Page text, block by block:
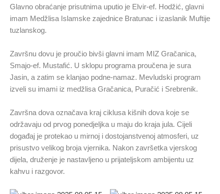
Glavno obraćanje prisutnima uputio je Elvir-ef. Hodžić, glavni
imam Medžlisa Islamske zajednice Bratunac i izaslanik Muftije
tuzlanskog.
Završnu dovu je proučio bivši glavni imam MIZ Gračanica,
Smajo-ef. Mustafić. U sklopu programa proučena je sura
Jasin, a zatim se klanjao podne-namaz. Mevludski program
izveli su imami iz medžlisa Gračanica, Puračić i Srebrenik.
Završna dova označava kraj ciklusa kišnih dova koje se
održavaju od prvog ponedjeljka u maju do kraja jula. Cijeli
događaj je protekao u mirnoj i dostojanstvenoj atmosferi, uz
prisustvo velikog broja vjernika. Nakon završetka vjerskog
dijela, druženje je nastavljeno u prijateljskom ambijentu uz
kahvu i razgovor.